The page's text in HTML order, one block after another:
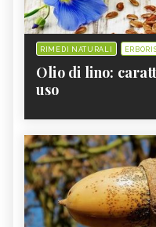
RIMEDI NATURALI
Olio di lino:
uso